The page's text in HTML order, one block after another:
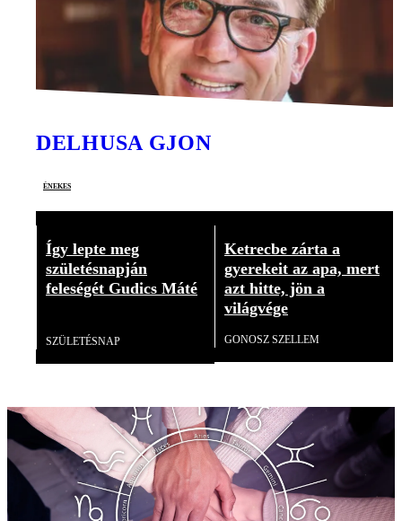
DELHUSA GJON
énekes
Így lepte meg
születésnapján
feleségét Gudics Máté
SZÜLETÉSNAP
Ketrecbe zárta a
gyerekeit az apa, mert
azt hitte, jön a
világvége
GONOSZ SZELLEM